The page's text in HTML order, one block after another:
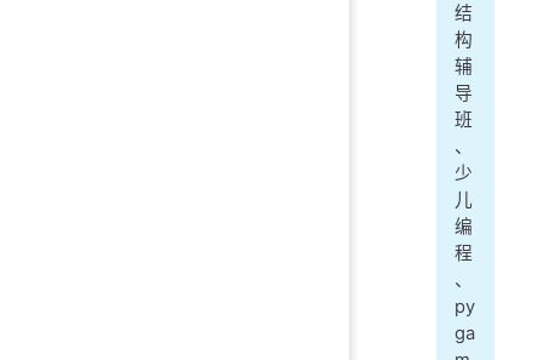
结
构
辅
导
班
、
少
儿
编
程
、
py
ga